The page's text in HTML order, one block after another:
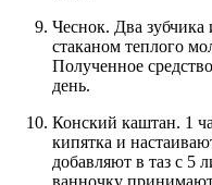
Чеснок. Два зубчика
стаканом теплого
Полученное
день.
Конский каштан. 1
кипятка и
добавляют в таз с 5
ванночку